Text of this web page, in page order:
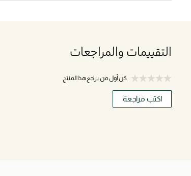
التقييمات والمراجعات
كن أول من يراجع هذا المنتج
اكتب مراجعة